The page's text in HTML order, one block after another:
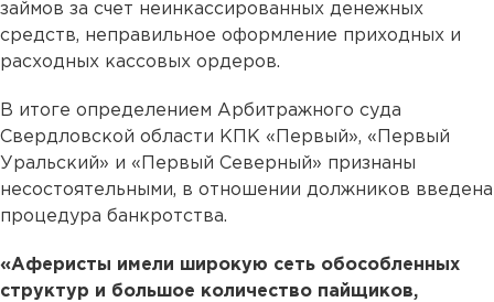
займов за счет неинкассированных денежных
средств, неправильное оформление приходных и
расходных кассовых ордеров.
В итоге определением Арбитражного суда
Свердловской области КПК «Первый», «Первый
Уральский» и «Первый Северный» признаны
несостоятельными, в отношении должников введена
процедура банкротства.
«Аферисты имели широкую сеть обособленных
структур и большое количество пайщиков,